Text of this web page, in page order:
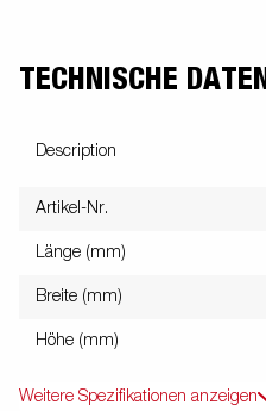
TECHNISCHE DATEN
Description
Artikel-Nr.
Länge (mm)
Breite (mm)
Höhe (mm)
Weitere Spezifikationen anzeigen